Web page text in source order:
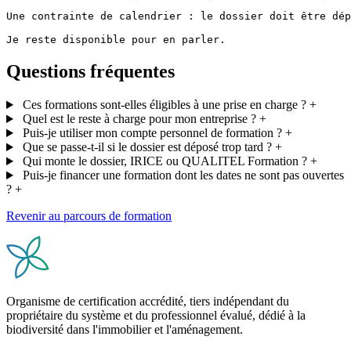
Une contrainte de calendrier : le dossier doit être
Je reste disponible pour en parler.
Questions fréquentes
Ces formations sont-elles éligibles à une prise en charge ? +
Quel est le reste à charge pour mon entreprise ? +
Puis-je utiliser mon compte personnel de formation ? +
Que se passe-t-il si le dossier est déposé trop tard ? +
Qui monte le dossier, IRICE ou QUALITEL Formation ? +
Puis-je financer une formation dont les dates ne sont pas ouvertes
? +
Revenir au parcours de formation
Organisme de certification accrédité, tiers indépendant du
propriétaire du système et du professionnel évalué, dédié à la
biodiversité dans l'immobilier et l'aménagement.